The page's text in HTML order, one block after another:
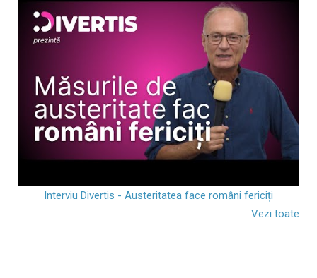
Interviu Divertis - Austeritatea face români fericiți
Vezi toate